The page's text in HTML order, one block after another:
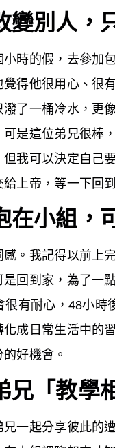
變別人，
時的假，去參加
得他很用心、很
了一桶冷水，更
是這位弟兄很棒
我可以決定自己
上帝，等一下回
在小組，
。我記得以前上
回到家，為了一
很有耐心，48小
成日常生活中的
好機會。
「教學
一起分享彼此的